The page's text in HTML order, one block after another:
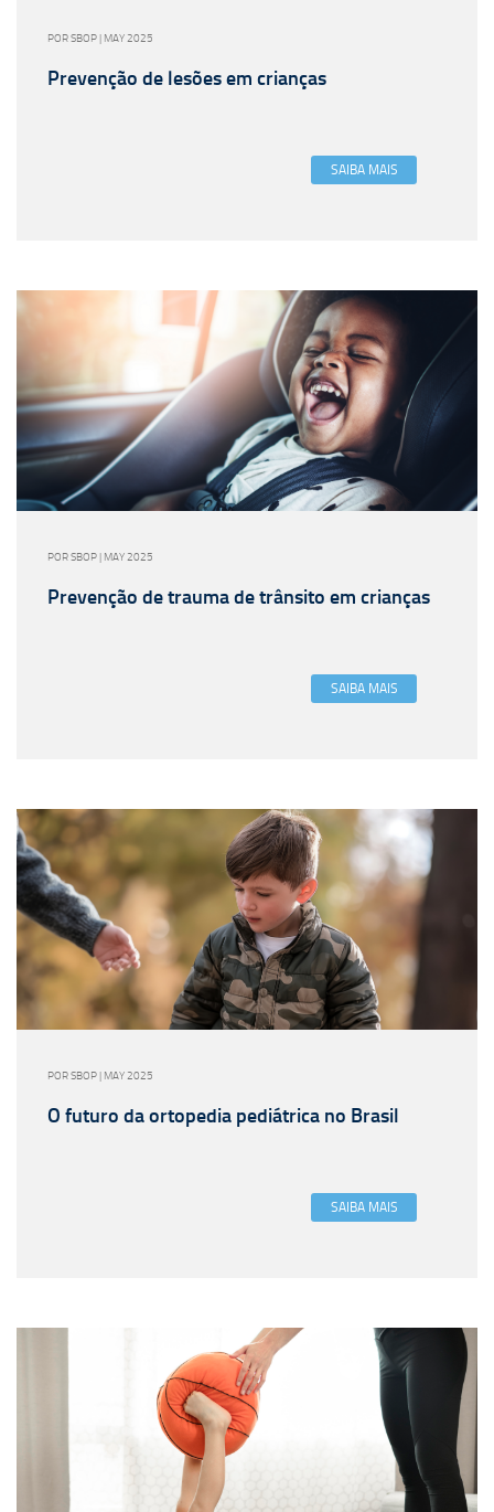
POR SBOP | MAY 2025
Prevenção de lesões em crianças
SAIBA MAIS
POR SBOP | MAY 2025
Prevenção de trauma de trânsito em crianças
SAIBA MAIS
POR SBOP | MAY 2025
O futuro da ortopedia pediátrica no Brasil
SAIBA MAIS